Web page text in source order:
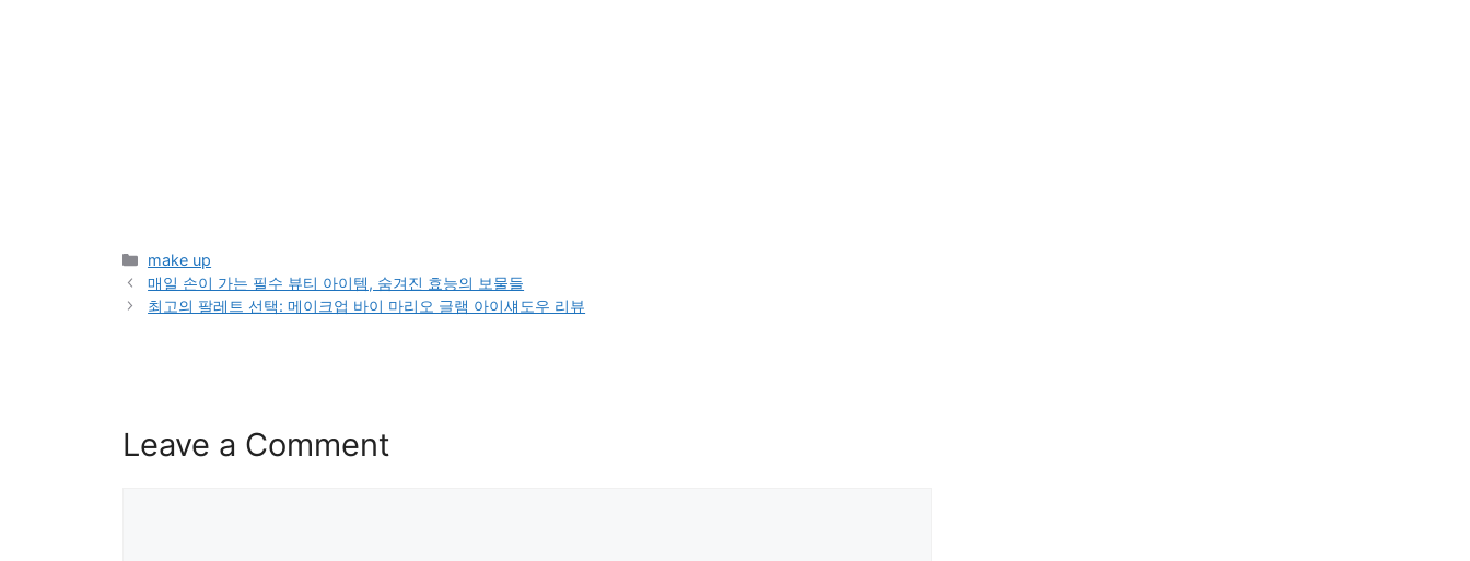
Categories
make up
매일 손이 가는 필수 뷰티 아이템, 숨겨진 효능의 보물들
최고의 팔레트 선택: 메이크업 바이 마리오 글램 아이섀도우 리뷰
Leave a Comment